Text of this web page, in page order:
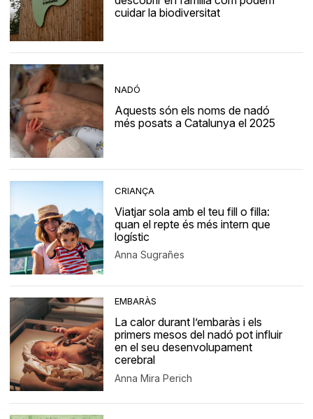
cuidar la biodiversitat
NADÓ
Aquests són els noms de nadó
més posats a Catalunya el 2025
CRIANÇA
Viatjar sola amb el teu fill o filla:
quan el repte és més intern que
logístic
Anna Sugrañes
EMBARÀS
La calor durant l’embaràs i els
primers mesos del nadó pot influir
en el seu desenvolupament
cerebral
Anna Mira Perich